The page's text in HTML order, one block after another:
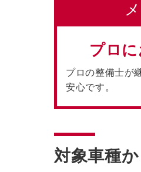
プロ
プロの整備士が
安心です。
対象車種